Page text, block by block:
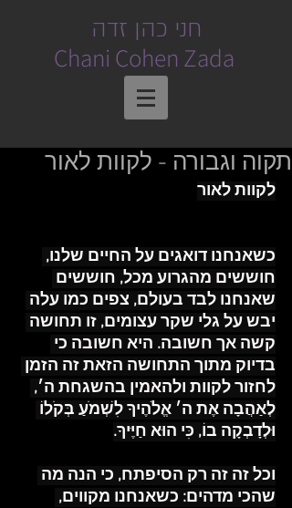
חני כהן זדה
Chani Cohen Zada
תקוה וגבורה - לקוות לאור
לקוות לאור
כשאנחנו דואגים על החיים שלנו,
חוששים מהגרוע מכל, חוששים
שאנחנו לבד בעולם, צפים כמו עלה
יבש על גלי שקר עצומים, זו תחושה
קשה אך חשובה. היא חשובה כי
בדיוק מתוך התחושה הזאת זה הזמן
לחזור לקוות ולהאמין בהשגחת ה׳,
לְאַהֲבָה אֶת ה׳ אֱלֹהֶיךָ לִשְׁמֹעַ בְּקֹלוֹ
וּלְדָבְקָה בוֹ, כִּי הוּא חַיֶּיךָ.
וכל זה זה רק הסיפתח, כי הנה מה
שהכי מדהים: כשאנחנו מקווים,